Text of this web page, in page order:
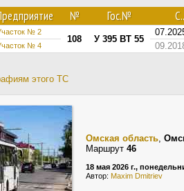
№ Гос.№
№ 2
108 У 395 ВТ 55
№ 4
этого ТС
Омская область,
Маршрут 46
18 мая 2026 г.,
Автор: Maxim Dmitriev